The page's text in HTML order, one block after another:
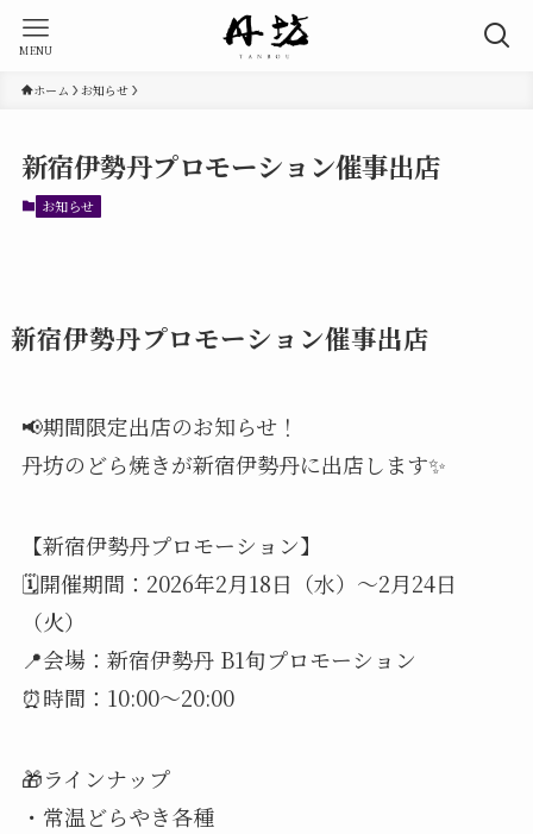
MENU
ホーム お知らせ
新宿伊勢丹プロモーション催事出店
お知らせ
新宿伊勢丹プロモーション催事出店
📢期間限定出店のお知らせ！
丹坊のどら焼きが新宿伊勢丹に出店します✨
【新宿伊勢丹プロモーション】
🗓️開催期間：2026年2月18日（水）～2月24日
（火）
📍会場：新宿伊勢丹 B1旬プロモーション
⏰時間：10:00～20:00
🎁ラインナップ
・常温どらやき各種